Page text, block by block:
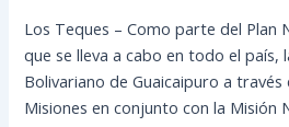
Los Teques – Como parte del Plan
que se lleva a cabo en todo el país,
Bolivariano de Guaicaipuro a través
Misiones en conjunto con la Misión